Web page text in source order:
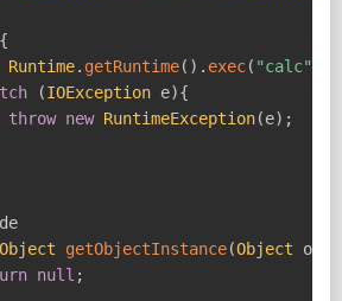
Runtime. getRuntime( ) . exec( "calc"
(IOException e){
throw new RuntimeException(e) ;
Object getObjectInstance(Object obj
null ;